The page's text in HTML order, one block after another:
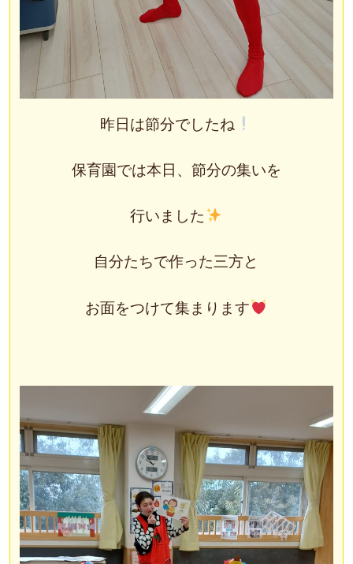
昨日は節分でしたね
保育園では本日、節分の集いを
行いました
自分たちで作った三方と
お面をつけて集まります